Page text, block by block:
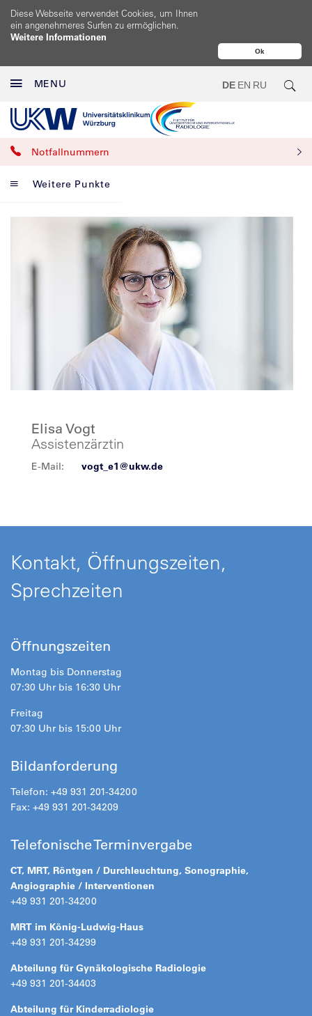
Ok
Diese Webseite verwendet Cookies, um Ihnen
ein angenehmeres Surfen zu ermöglichen.
Weitere Informationen
MENU DE EN RU
Notfallnummern
Weitere Punkte
Elisa Vogt
Assistenzärztin
E-Mail: vogt_e1@ukw.de
Kontakt, Öffnungszeiten,
Sprechzeiten
Öffnungszeiten
Montag bis Donnerstag
07:30 Uhr bis 16:30 Uhr
Freitag
07:30 Uhr bis 15:00 Uhr
Bildanforderung
Telefon: +49 931 201-34200
Fax: +49 931 201-34209
Telefonische Terminvergabe
CT, MRT, Röntgen / Durchleuchtung, Sonographie,
Angiographie / Interventionen
+49 931 201-34200
MRT im König-Ludwig-Haus
+49 931 201-34299
Abteilung für Gynäkologische Radiologie
+49 931 201-34403
Abteilung für Kinderradiologie